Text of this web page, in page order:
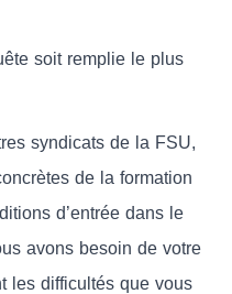
soit remplie le plus
syndicats de la FSU,
de la formation
d’entrée dans le
avons besoin de votre
les difficultés que vous